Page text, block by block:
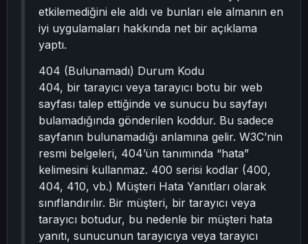
etkilemediğini ele aldı ve bunları ele almanın en
iyi uygulamaları hakkında net bir açıklama
yaptı.
404 (Bulunamadı) Durum Kodu
404, bir tarayıcı veya tarayıcı botu bir web
sayfası talep ettiğinde ve sunucu bu sayfayı
bulamadığında gönderilen koddur. Bu sadece
sayfanın bulunamadığı anlamına gelir. W3C’nin
resmi belgeleri, 404’ün tanımında “hata”
kelimesini kullanmaz. 400 serisi kodlar (400,
404, 410, vb.) Müşteri Hata Yanıtları olarak
sınıflandırılır. Bir müşteri, bir tarayıcı veya
tarayıcı botudur, bu nedenle bir müşteri hata
yanıtı, sunucunun tarayıcıya veya tarayıcı